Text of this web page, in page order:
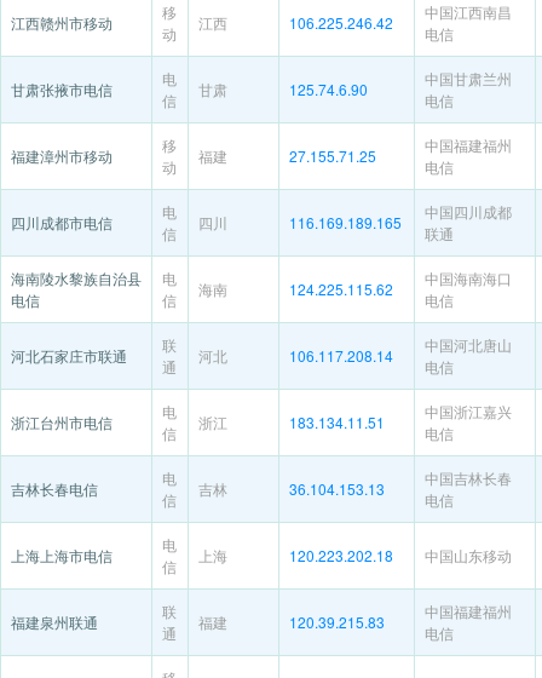
江西赣州市移动
移
动
江西 106.225.246.42
中国江西南昌
电信
甘肃张掖市电信
电
信
甘肃 125.74.6.90
中国甘肃兰州
电信
福建漳州市移动
移
动
福建 27.155.71.25
中国福建福州
电信
四川成都市电信
电
信
四川 116.169.189.165
中国四川成都
联通
海南陵水黎族自治县
电信
电
信
海南 124.225.115.62
中国海南海口
电信
河北石家庄市联通
联
通
河北 106.117.208.14
中国河北唐山
电信
浙江台州市电信
电
信
浙江 183.134.11.51
中国浙江嘉兴
电信
吉林长春电信
电
信
吉林 36.104.153.13
中国吉林长春
电信
上海上海市电信
电
信
上海 120.223.202.18 中国山东移动
福建泉州联通
联
通
福建 120.39.215.83
中国福建福州
电信